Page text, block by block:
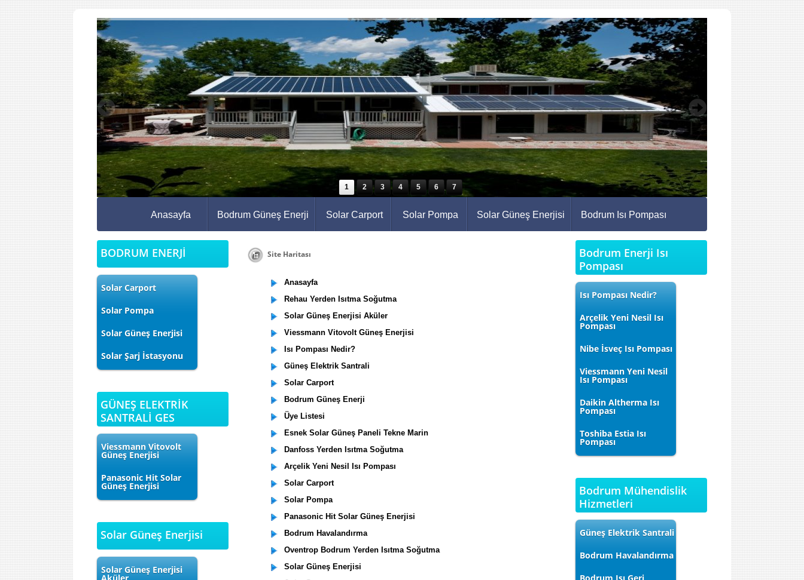
1 2 3 4 5 6 7
Anasayfa Bodrum Güneş Enerji Solar Carport Solar Pompa Solar Güneş Enerjisi Bodrum Isı Pompası
BODRUM ENERJİ
Solar Carport
Solar Pompa
Solar Güneş Enerjisi
Solar Şarj İstasyonu
GÜNEŞ ELEKTRİK
SANTRALİ GES
Viessmann Vitovolt
Güneş Enerjisi
Panasonic Hit Solar
Güneş Enerjisi
Solar Güneş Enerjisi
Solar Güneş Enerjisi
Site Haritası
Anasayfa
Rehau Yerden Isıtma Soğutma
Solar Güneş Enerjisi Aküler
Viessmann Vitovolt Güneş Enerjisi
Isı Pompası Nedir?
Güneş Elektrik Santrali
Solar Carport
Bodrum Güneş Enerji
Üye Listesi
Esnek Solar Güneş Paneli Tekne Marin
Danfoss Yerden Isıtma Soğutma
Arçelik Yeni Nesil Isı Pompası
Solar Carport
Solar Pompa
Panasonic Hit Solar Güneş Enerjisi
Bodrum Havalandırma
Oventrop Bodrum Yerden Isıtma Soğutma
Solar Güneş Enerjisi
Bodrum Enerji Isı
Pompası
Isı Pompası Nedir?
Arçelik Yeni Nesil Isı
Pompası
Nibe İsveç Isı Pompası
Viessmann Yeni Nesil
Isı Pompası
Daikin Altherma Isı
Pompası
Toshiba Estia Isı
Pompası
Bodrum Mühendislik
Hizmetleri
Güneş Elektrik Santrali
Bodrum Havalandırma